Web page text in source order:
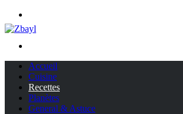
Accueil
Cuisine
Recettes
Planètes
General & Astuce